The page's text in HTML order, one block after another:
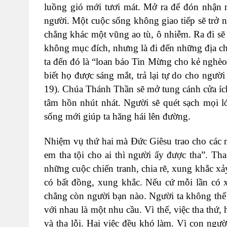
luồng gió mới tươi mát. Mở ra để đón
người. Một cuộc sống không giao tiếp sẽ trở
chẳng khác một vũng ao tù, ô nhiễm. Ra đi
không mục đích, nhưng là đi đến những địa
ta đến đó là “loan báo Tin Mừng cho kẻ
biết họ được sáng mắt, trả lại tự do cho
19). Chúa Thánh Thần sẽ mở tung cánh cửa
tâm hồn nhút nhát. Người sẽ quét sạch mọi
sống mới giúp ta hăng hái lên đường.
Nhiệm vụ thứ hai mà Đức Giêsu trao cho
em tha tội cho ai thì người ấy được tha”.
những cuộc chiến tranh, chia rẽ, xung khắc
có bất đồng, xung khắc. Nếu cứ mỗi lần
chẳng còn người bạn nào. Người ta không
với nhau là một nhu cầu. Vì thế, việc tha
và tha lỗi. Hai việc đều khó làm. Vì con